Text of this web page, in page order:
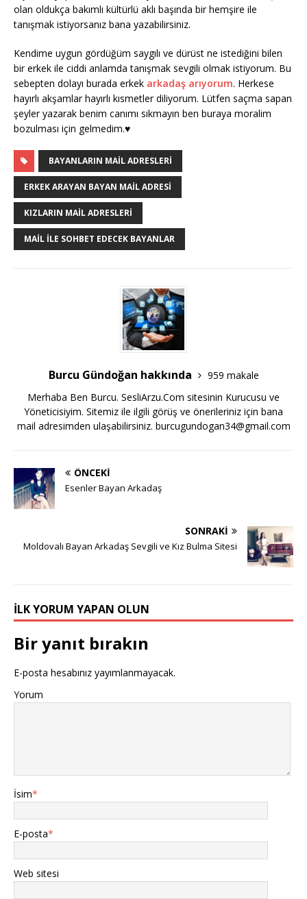
olan oldukça bakımlı kültürlü aklı başında bir hemşire ile
tanışmak istiyorsanız bana yazabilirsiniz.
Kendime uygun gördüğüm saygılı ve dürüst ne istediğini bilen
bir erkek ile ciddi anlamda tanışmak sevgili olmak istiyorum. Bu
sebepten dolayı burada erkek arkadaş arıyorum. Herkese
hayırlı akşamlar hayırlı kısmetler diliyorum. Lütfen saçma sapan
şeyler yazarak benim canımı sıkmayın ben buraya moralim
bozulması için gelmedim.♥
BAYANLARIN MAIL ADRESLERI
ERKEK ARAYAN BAYAN MAIL ADRESI
KIZLARIN MAIL ADRESLERI
MAIL ILE SOHBET EDECEK BAYANLAR
Burcu Gündoğan hakkında
959 makale
Merhaba Ben Burcu. SesliArzu.Com sitesinin Kurucusu ve
Yöneticisiyim. Sitemiz ile ilgili görüş ve önerileriniz için bana
mail adresimden ulaşabilirsiniz. burcugundogan34@gmail.com
ÖNCEKI
Esenler Bayan Arkadaş
SONRAKI
Moldovalı Bayan Arkadaş Sevgili ve Kız Bulma Sitesi
İLK YORUM YAPAN OLUN
Bir yanıt bırakın
E-posta hesabınız yayımlanmayacak.
Yorum
İsim*
E-posta*
Web sitesi